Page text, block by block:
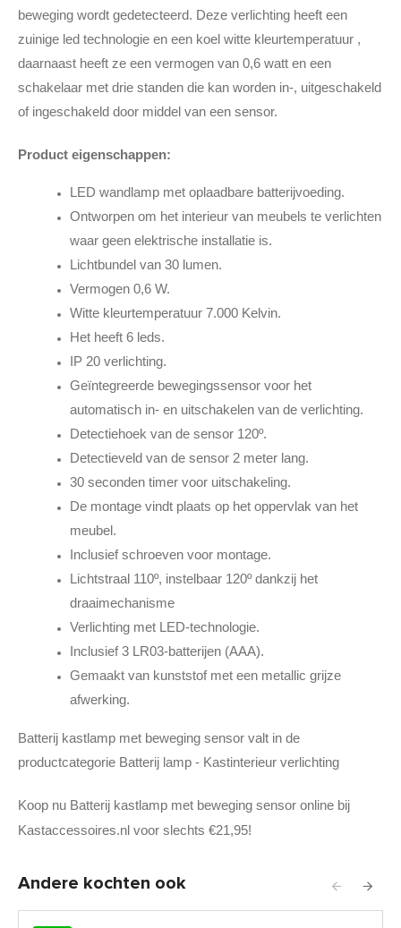
beweging wordt gedetecteerd. Deze verlichting heeft een
zuinige led technologie en een koel witte kleurtemperatuur ,
daarnaast heeft ze een vermogen van 0,6 watt en een
schakelaar met drie standen die kan worden in-, uitgeschakeld
of ingeschakeld door middel van een sensor.
Product eigenschappen:
LED wandlamp met oplaadbare batterijvoeding.
Ontworpen om het interieur van meubels te verlichten
waar geen elektrische installatie is.
Lichtbundel van 30 lumen.
Vermogen 0,6 W.
Witte kleurtemperatuur 7.000 Kelvin.
Het heeft 6 leds.
IP 20 verlichting.
Geïntegreerde bewegingssensor voor het
automatisch in- en uitschakelen van de verlichting.
Detectiehoek van de sensor 120º.
Detectieveld van de sensor 2 meter lang.
30 seconden timer voor uitschakeling.
De montage vindt plaats op het oppervlak van het
meubel.
Inclusief schroeven voor montage.
Lichtstraal 110º, instelbaar 120º dankzij het
draaimechanisme
Verlichting met LED-technologie.
Inclusief 3 LR03-batterijen (AAA).
Gemaakt van kunststof met een metallic grijze
afwerking.
Batterij kastlamp met beweging sensor valt in de
productcategorie Batterij lamp - Kastinterieur verlichting
Koop nu Batterij kastlamp met beweging sensor online bij
Kastaccessoires.nl voor slechts €21,95!
Andere kochten ook